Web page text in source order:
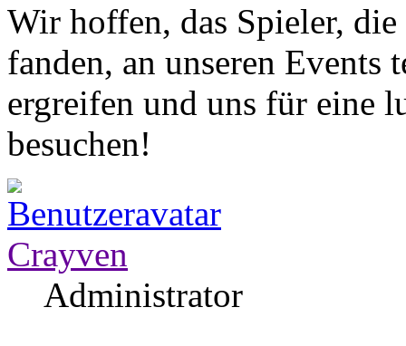
Wir hoffen, das Spieler,
fanden, an unseren Events
ergreifen und uns für eine
besuchen!
Crayven
Administrator